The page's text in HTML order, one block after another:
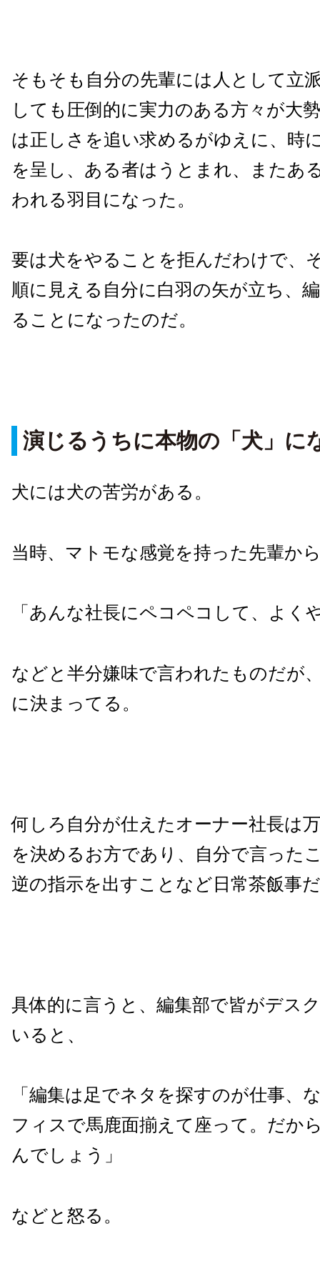
そもそも自分の先輩には人として立
しても圧倒的に実力のある方々が大
は正しさを追い求めるがゆえに、時
を呈し、ある者はうとまれ、またあ
われる羽目になった。
要は犬をやることを拒んだわけで、
順に見える自分に白羽の矢が立ち、
ることになったのだ。
演じるうちに本物の「犬」に
犬には犬の苦労がある。
当時、マトモな感覚を持った先輩か
「あんな社長にペコペコして、よく
などと半分嫌味で言われたものだが
に決まってる。
何しろ自分が仕えたオーナー社長は
を決めるお方であり、自分で言った
逆の指示を出すことなど日常茶飯事
具体的に言うと、編集部で皆がデス
いると、
「編集は足でネタを探すのが仕事、
フィスで馬鹿面揃えて座って。だか
んでしょう」
などと怒る。